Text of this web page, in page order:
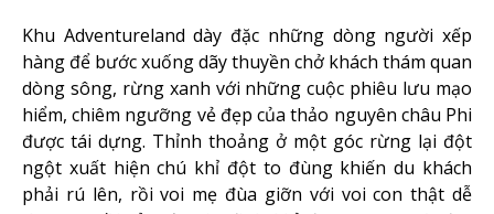
Khu Adventureland dày đặc những dòng người xếp
hàng để bước xuống dãy thuyền chở khách thám quan
dòng sông, rừng xanh với những cuộc phiêu lưu mạo
hiểm, chiêm ngưỡng vẻ đẹp của thảo nguyên châu Phi
được tái dựng. Thỉnh thoảng ở một góc rừng lại đột
ngột xuất hiện chú khỉ đột to đùng khiến du khách
phải rú lên, rồi voi mẹ đùa giỡn với voi con thật dễ